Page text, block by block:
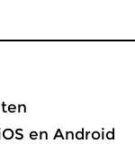
en Android